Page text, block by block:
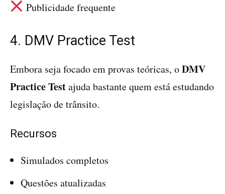
Publicidade frequente
4. DMV Practice Test
Embora seja focado em provas teóricas, oDMV
Practice Testajuda bastante quem está estudando
legislação de trânsito.
Recursos
Simulados completos
Questões atualizadas